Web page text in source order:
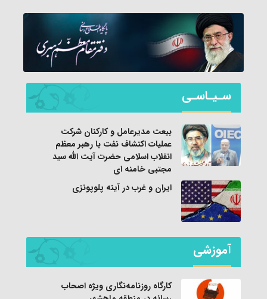
سـیـاسـی
بیعت مدیرعامل و کارکنان شرکت
عملیات اکتشاف نفت با رهبر معظم
انقلاب اسلامی حضرت آیت الله سید
مجتبی خامنه ای
ایران و غرب در آینه پلوپونزی
آموزشی
کارگاه روزنامه‌نگاری ویژه اصحاب